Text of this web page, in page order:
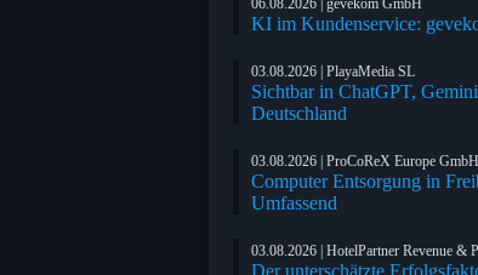
06.08.2026 | gevekom GmbH
KI im Kundenservice:
03.08.2026 | PlayaMedia SL
Sichtbar in ChatGPT,
Deutschland
03.08.2026 | ProCoReX Europe GmbH
Computer Entsorgung in
Umfassend
03.08.2026 | HotelPartner Revenue &
Der unterschätzte